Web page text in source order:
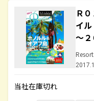
Ｒ
イ
～２
当社在庫切れ